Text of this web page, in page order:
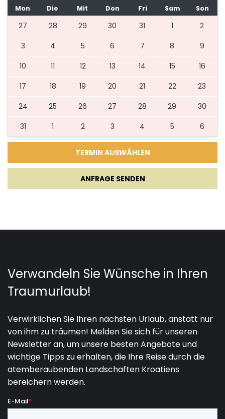
Mon Die Mit Don Fri Sam Son
27 28 29 30 31 1
2
3
4 5 6 7 8
9
10
11 12 13 14 15
16
17
18 19 20 21 22
23
24
25 26 27 28 29
30
31
1 2 3 4 5 6
ANFRAGE SENDEN